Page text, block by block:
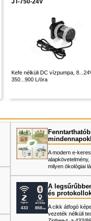
JT-750-24V
Kefe nélküli DC vízpumpa,
350...900 L/óra
A modern e-
milyen ökológiai
A
és
A cikk átfogó
vezeték nélküli